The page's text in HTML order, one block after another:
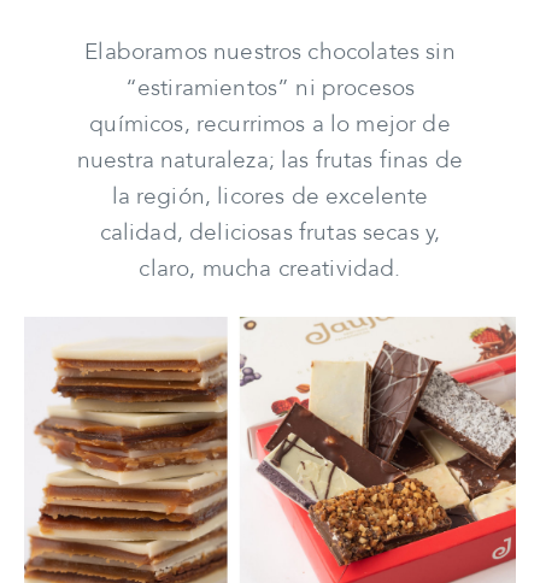
Elaboramos nuestros chocolates sin
“estiramientos” ni procesos
químicos, recurrimos a lo mejor de
nuestra naturaleza; las frutas finas de
la región, licores de excelente
calidad, deliciosas frutas secas y,
claro, mucha creatividad.